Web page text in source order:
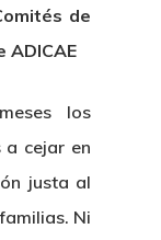
de
los
a cejar en
justa al
Ni